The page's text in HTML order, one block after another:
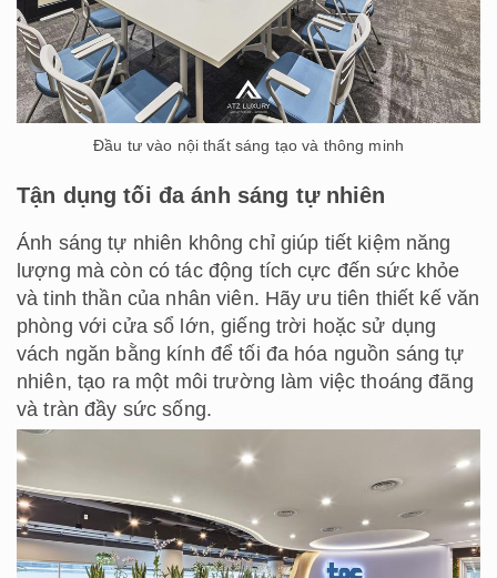
Đầu tư vào nội thất sáng tạo và thông minh
Tận dụng tối đa ánh sáng tự nhiên
Ánh sáng tự nhiên không chỉ giúp tiết kiệm năng
lượng mà còn có tác động tích cực đến sức khỏe
và tinh thần của nhân viên. Hãy ưu tiên thiết kế văn
phòng với cửa sổ lớn, giếng trời hoặc sử dụng
vách ngăn bằng kính để tối đa hóa nguồn sáng tự
nhiên, tạo ra một môi trường làm việc thoáng đãng
và tràn đầy sức sống.